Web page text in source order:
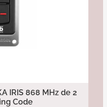
IRIS 868 MHz de 2
Rolling Code